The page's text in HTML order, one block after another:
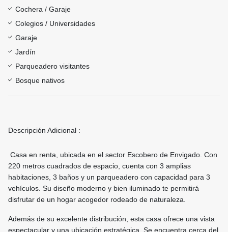
Cochera / Garaje
Colegios / Universidades
Garaje
Jardín
Parqueadero visitantes
Bosque nativos
Descripción Adicional :
Casa en renta, ubicada en el sector Escobero de Envigado. Con
220 metros cuadrados de espacio, cuenta con 3 amplias
habitaciones, 3 baños y un parqueadero con capacidad para 3
vehículos. Su diseño moderno y bien iluminado te permitirá
disfrutar de un hogar acogedor rodeado de naturaleza.
Además de su excelente distribución, esta casa ofrece una vista
espectacular y una ubicación estratégica. Se encuentra cerca del